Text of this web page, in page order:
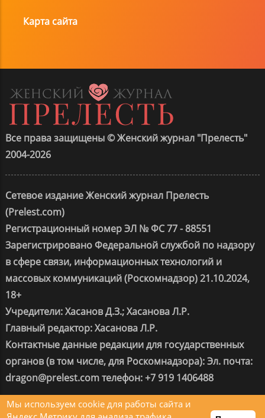
Карта сайта
Все права защищены © Женский журнал "Прелесть"
2004-2026
Сетевое издание Женский журнал Прелесть
(Prelest.com)
Регистрационный номер ЭЛ № ФС 77 - 88551
Зарегистрировано Федеральной службой по надзору
в сфере связи, информационных технологий и
массовых коммуникаций (Роскомнадзор) 21.10.2024,
18+
Учредители: Хасанов Д.З.; Хасанова Л.Р.
Главный редактор: Хасанова Л.Р.
Контактные данные редакции для государственных
органов (в том числе, для Роскомнадзора): Эл. почта:
dragon@prelest.com телефон: +7 919 1406488
Change privacy settings
Мы используем cookie для работы сайта и